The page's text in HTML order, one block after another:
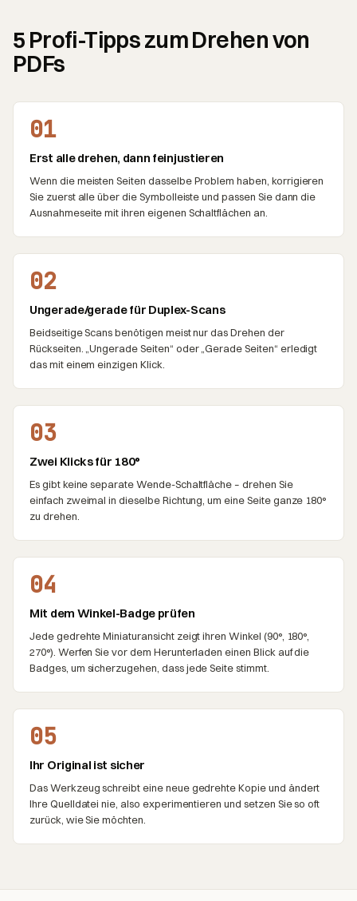
5 Profi-Tipps zum Drehen von
PDFs
01
Erst alle drehen, dann feinjustieren
Wenn die meisten Seiten dasselbe Problem haben, korrigieren
Sie zuerst alle über die Symbolleiste und passen Sie dann die
Ausnahmeseite mit ihren eigenen Schaltflächen an.
02
Ungerade/gerade für Duplex-Scans
Beidseitige Scans benötigen meist nur das Drehen der
Rückseiten. „Ungerade Seiten“ oder „Gerade Seiten“ erledigt
das mit einem einzigen Klick.
03
Zwei Klicks für 180°
Es gibt keine separate Wende-Schaltfläche – drehen Sie
einfach zweimal in dieselbe Richtung, um eine Seite ganze 180°
zu drehen.
04
Mit dem Winkel-Badge prüfen
Jede gedrehte Miniaturansicht zeigt ihren Winkel (90°, 180°,
270°). Werfen Sie vor dem Herunterladen einen Blick auf die
Badges, um sicherzugehen, dass jede Seite stimmt.
05
Ihr Original ist sicher
Das Werkzeug schreibt eine neue gedrehte Kopie und ändert
Ihre Quelldatei nie, also experimentieren und setzen Sie so oft
zurück, wie Sie möchten.